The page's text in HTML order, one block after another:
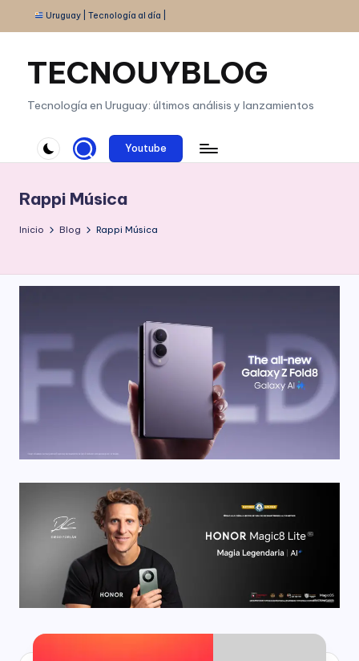
Saltar
contenido
Uruguay | Tecnología al día |
TECNOUYBLOG
Tecnología en Uruguay: últimos análisis y lanzamientos
Youtube
Rappi Música
Inicio Blog Rappi Música